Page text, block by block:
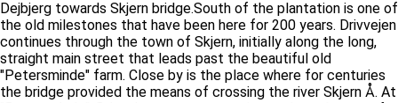
Dejbjerg towards Skjern bridge.South of the plantation is one of
the old milestones that have been here for 200 years. Drivvejen
continues through the town of Skjern, initially along the long,
straight main street that leads past the beautiful old
"Petersminde" farm. Close by is the place where for centuries
the bridge provided the means of crossing the river Skjern Å. At